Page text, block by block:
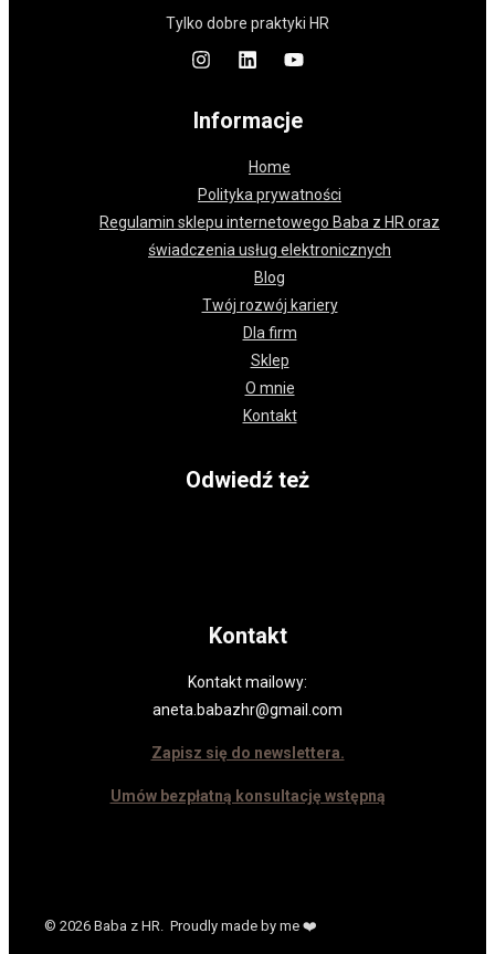
Tylko dobre praktyki HR
Informacje
Home
Polityka prywatności
Regulamin sklepu internetowego Baba z HR oraz
świadczenia usług elektronicznych
Blog
Twój rozwój kariery
Dla firm
Sklep
O mnie
Kontakt
Odwiedź też
Kontakt
Kontakt mailowy:
aneta.babazhr@gmail.com
Zapisz się do newslettera.
Umów bezpłatną konsultację wstępną
© 2026 Baba z HR. Proudly made by me ❤️